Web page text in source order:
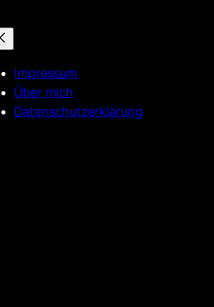
Impressum
Über mich
Datenschutzerklärung